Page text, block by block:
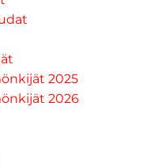
2025
2026